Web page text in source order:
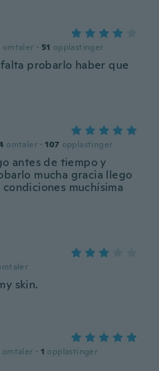
omtaler · 51 opplastinger
probarlo haber que
omtaler · 107 opplastinger
antes de tiempo y
mucha gracia llego
muchísima
skin.
omtaler · 1 opplastinger